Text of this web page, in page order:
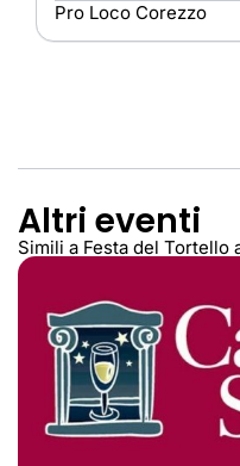
Pro Loco Corezzo
Altri eventi
Simili a Festa del Tortello